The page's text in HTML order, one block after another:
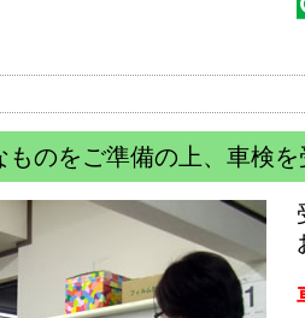
ものをご準備の上、車検